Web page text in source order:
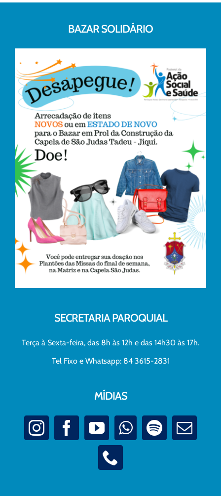
BAZAR SOLIDÁRIO
SECRETARIA PAROQUIAL
Terça à Sexta-feira, das 8h às 12h e das 14h30 às 17h.
Tel Fixo e Whatsapp: 84 3615-2831
MÍDIAS